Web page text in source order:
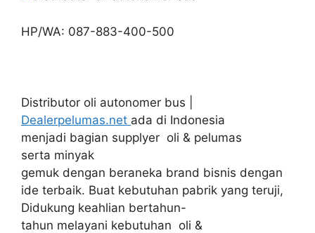
HP/WA: 087-883-400-500
Distributor oli autonomer bus |
Dealerpelumas.net ada di Indonesia
menjadi bagian supplyer oli & pelumas
serta minyak
gemuk dengan beraneka brand bisnis dengan
ide terbaik. Buat kebutuhan pabrik yang teruji,
Didukung keahlian bertahun-
tahun melayani kebutuhan oli &